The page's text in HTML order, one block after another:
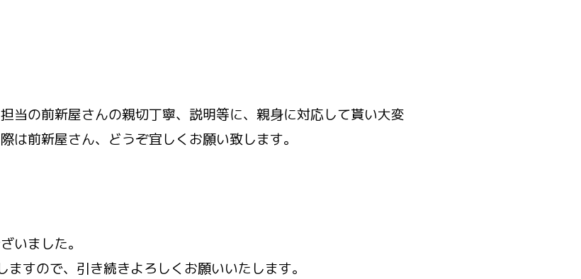
当の前新屋さんの親切丁寧、説明等に、親身に対応して貰い大変
は前新屋さん、どうぞ宜しくお願い致します。
いました。
すので、引き続きよろしくお願いいたします。